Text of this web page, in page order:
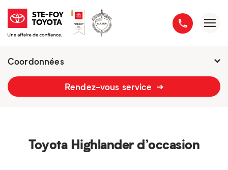
Coordonnées
Fermé : Ouverture-
Rendez-vous service
Toyota Highlander d’occasion